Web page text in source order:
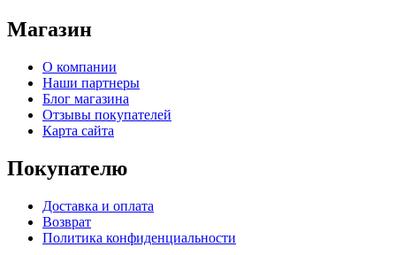
Магазин
О компании
Наши партнеры
Блог магазина
Отзывы покупателей
Карта сайта
Покупателю
Доставка и оплата
Возврат
Политика конфиденциальности